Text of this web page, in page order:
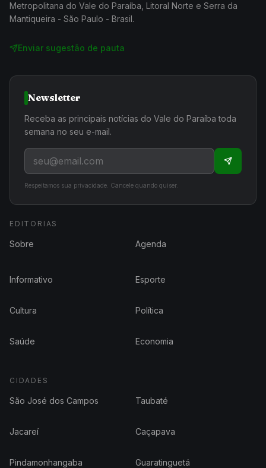
Metropolitana do Vale do Paraíba, Litoral Norte e Serra da
Mantiqueira - São Paulo - Brasil.
Enviar sugestão de pauta
Newsletter
Receba as principais notícias do Vale do Paraíba toda
semana no seu e-mail.
Respeitamos sua privacidade. Cancele quando quiser.
EDITORIAS
Sobre Agenda
Informativo Esporte
Cultura Política
Saúde Economia
CIDADES
São José dos Campos Taubaté
Jacareí Caçapava
Pindamonhangaba Guaratinguetá